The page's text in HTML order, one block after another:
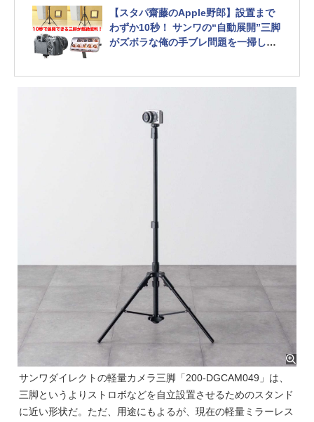
【スタパ齋藤のApple野郎】設置まで
わずか10秒！ サンワの“自動展開”三脚
がズボラな俺の手ブレ問題を一掃して
サンワダイレクトの軽量カメラ三脚「200-DGCAM049」は、
三脚というよりストロボなどを自立設置させるためのスタンド
に近い形状だ。ただ、用途にもよるが、現在の軽量ミラーレス